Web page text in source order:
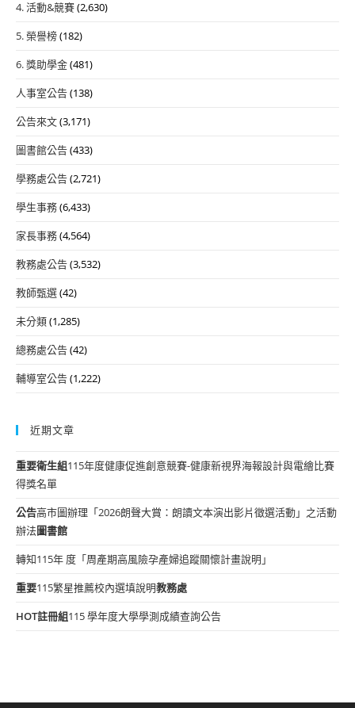
4. 活動&競賽(2,630)
5. 榮譽榜(182)
6. 獎助學金(481)
人事室公告(138)
公告來文(3,171)
圖書館公告(433)
學務處公告(2,721)
學生事務(6,433)
家長事務(4,564)
教務處公告(3,532)
教師甄選(42)
未分類(1,285)
總務處公告(42)
輔導室公告(1,222)
近期文章
重要衛生組115年度健康促進創意競賽-健康新視界海報設計與電繪比賽
得獎名單
公告高市圖辦理「2026朗聲大賞：朗讀文本演出影片徵選活動」之活動
辦法圖書館
轉知115年 度「周產期高風險孕產婦追蹤關懷計畫說明」
重要115繁星推薦校內選填說明教務處
HOT註冊組115 學年度大學學測成績查詢公告